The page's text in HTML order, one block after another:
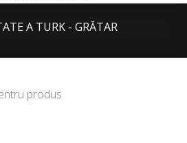
A TURK - GRĂTAR